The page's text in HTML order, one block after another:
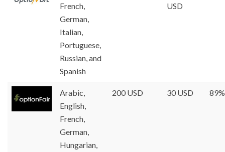
French,
German,
Italian,
Portuguese,
Russian, and
Spanish
USD
Arabic,
English,
French,
German,
Hungarian,
200 USD 30 USD 89%